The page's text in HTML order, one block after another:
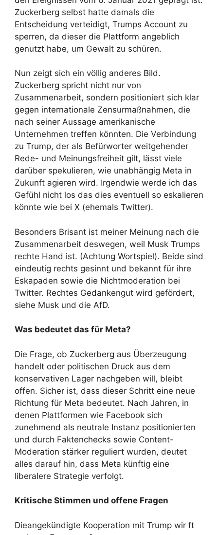
Zuckerberg selbst hatte damals die
Entscheidung verteidigt, Trumps Account zu
sperren, da dieser die Plattform angeblich
genutzt habe, um Gewalt zu schüren.
Nun zeigt sich ein völlig anderes Bild.
Zuckerberg spricht nicht nur von
Zusammenarbeit, sondern positioniert sich klar
gegen internationale Zensurmaßnahmen, die
nach seiner Aussage amerikanische
Unternehmen treffen könnten. Die Verbindung
zu Trump, der als Befürworter weitgehender
Rede- und Meinungsfreiheit gilt, lässt viele
darüber spekulieren, wie unabhängig Meta in
Zukunft agieren wird. Irgendwie werde ich das
Gefühl nicht los das dies eventuell so eskalieren
könnte wie bei X (ehemals Twitter).
Besonders Brisant ist meiner Meinung nach die
Zusammenarbeit deswegen, weil Musk Trumps
rechte Hand ist. (Achtung Wortspiel). Beide sind
eindeutig rechts gesinnt und bekannt für ihre
Eskapaden sowie die Nichtmoderation bei
Twitter. Rechtes Gedankengut wird gefördert,
siehe Musk und die AfD.
Was bedeutet das für Meta?
Die Frage, ob Zuckerberg aus Überzeugung
handelt oder politischen Druck aus dem
konservativen Lager nachgeben will, bleibt
offen. Sicher ist, dass dieser Schritt eine neue
Richtung für Meta bedeutet. Nach Jahren, in
denen Plattformen wie Facebook sich
zunehmend als neutrale Instanz positionierten
und durch Faktenchecks sowie Content-
Moderation stärker reguliert wurden, deutet
alles darauf hin, dass Meta künftig eine
liberalere Strategie verfolgt.
Kritische Stimmen und offene Fragen
Dieangekündigte Kooperation mit Trump wir ft